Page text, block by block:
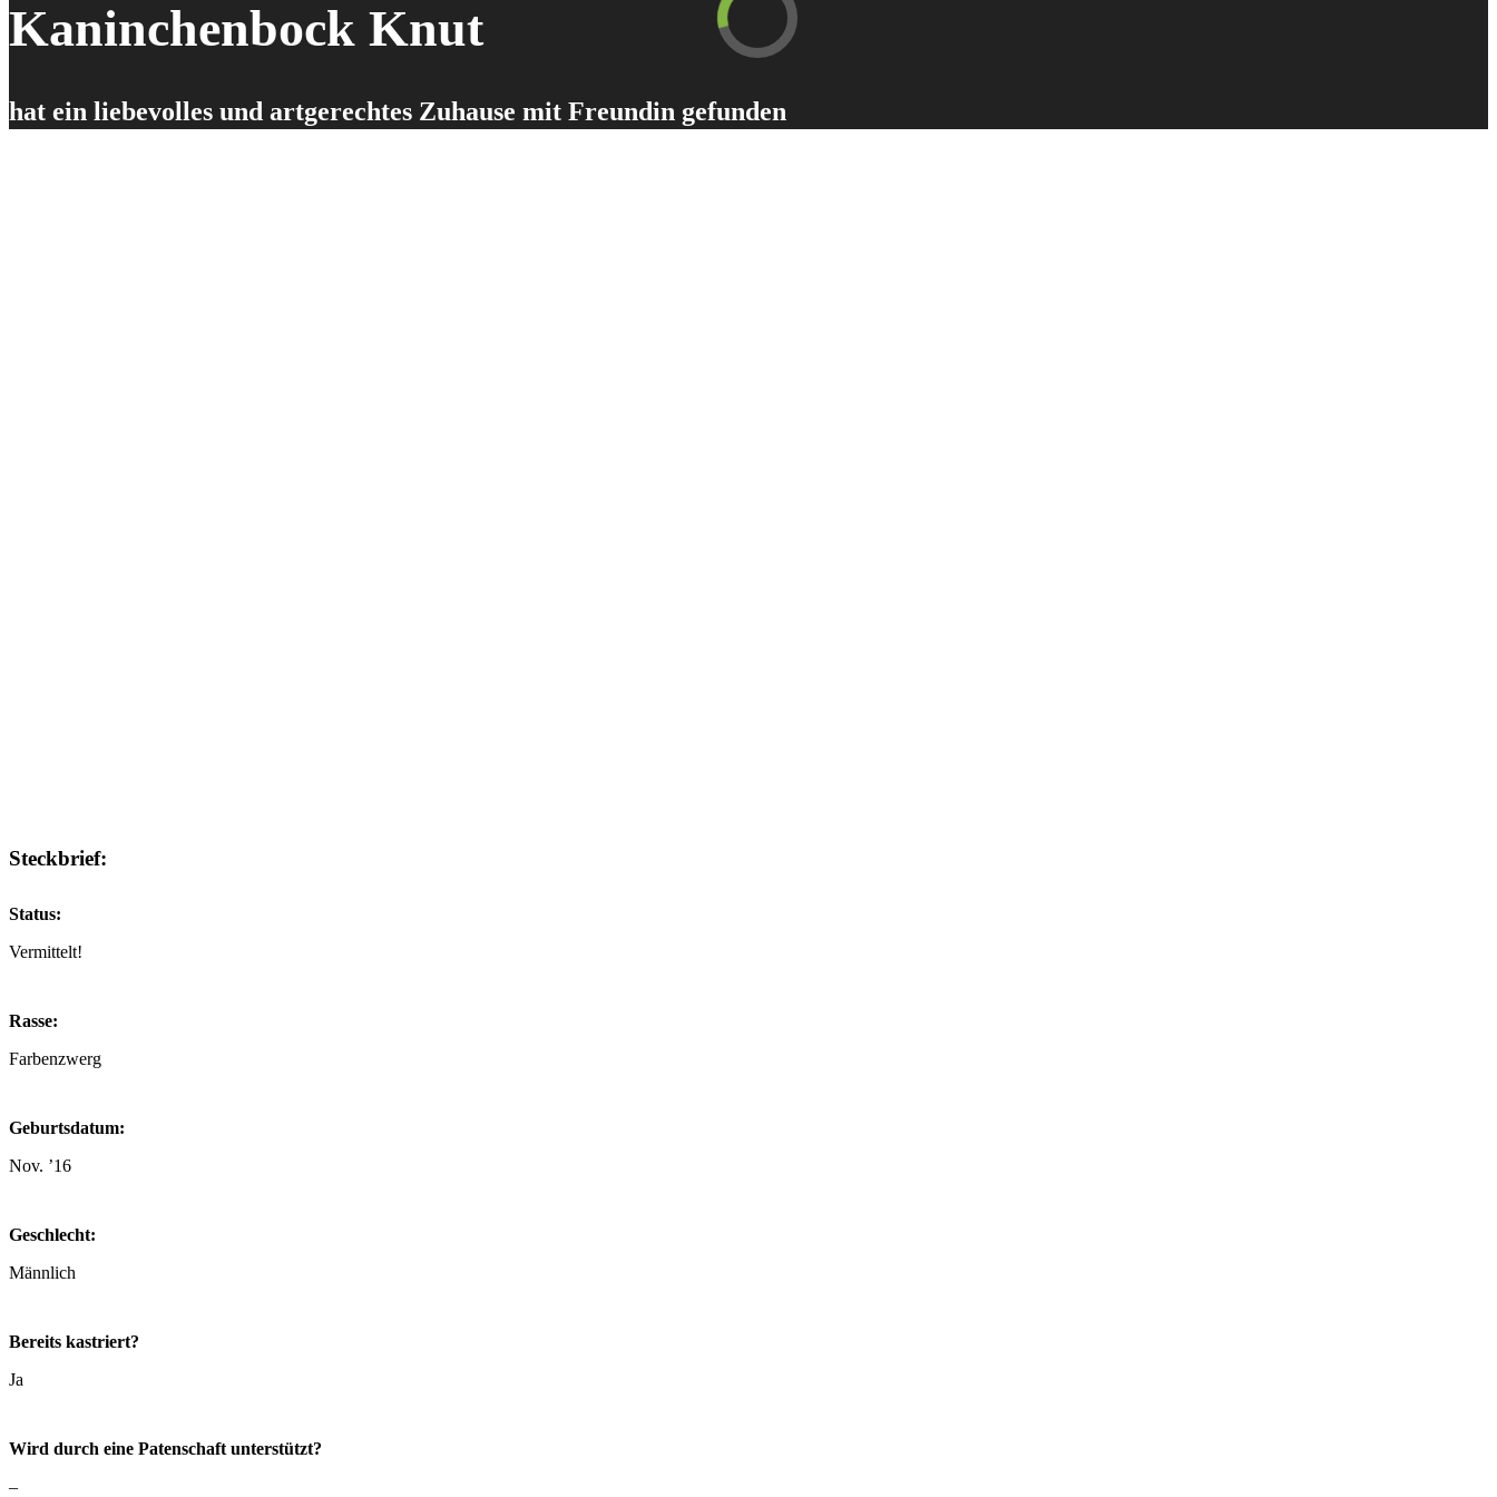
Kaninchenbock Knut
hat ein liebevolles und artgerechtes Zuhause mit Freundin gefunden
Steckbrief:
Status:
Vermittelt!
Rasse:
Farbenzwerg
Geburtsdatum:
Nov. ’16
Geschlecht:
Männlich
Bereits kastriert?
Ja
Wird durch eine Patenschaft unterstützt?
–